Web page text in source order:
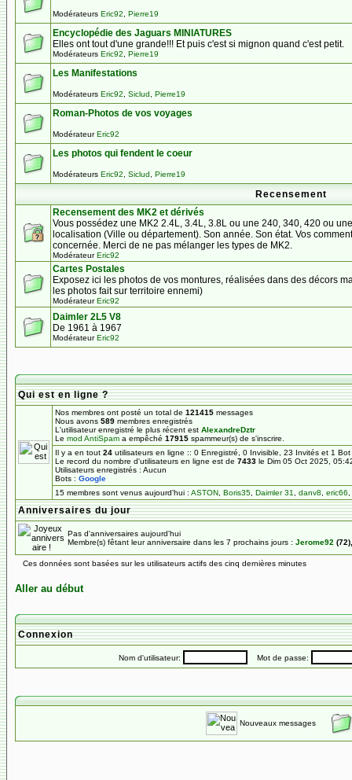
Modérateurs Eric92 Pierre19
Encyclopédie des Jaguars MINIATURES
Elles ont tout d'une grande!!! Et puis c'est si mignon quand c'est petit.
Modérateurs Eric92 Pierre19
Les Manifestations
Modérateurs Eric92 Siclud Pierre19
Roman-Photos de vos voyages
ModérateurEric92
Les photos qui fendent le coeur
Modérateurs Eric92 Siclud Pierre19
Recensement
Recensement des MK2 et dérivés
Vous possédez une MK2 2.4L, 3.4L, 3.8L ou une 240, 340, 420 ou
localisation (Ville ou département). Son année. Son état. Vos
concernée. Merci de ne pas mélanger les types de MK2.
ModérateurEric92
Cartes Postales
Exposez ici les photos de vos montures, réalisées dans des décors
les photos fait sur territoire ennemi)
ModérateurEric92
Daimler 2L5 V8
De 1961 à 1967
ModérateurEric92
Qui est en ligne ?
Nos membres ont posté un total de 121415 messages
Nous avons 589 membres enregistrés
L'utilisateur enregistré le plus récent est AlexandreDztr
Le mod AntiSpam a empêché 17915 spammeur(s) de s'inscrire.
Il y a en tout 24 utilisateurs en ligne :: 0 Enregistré, 0 Invisible, 23 Invités et 1
Le record du nombre d'utilisateurs en ligne est de 7433 le Dim 05 Oct 2025,
Utilisateurs enregistrés : Aucun
Bots : Google
15 membres sont venus aujourd'hui : ASTON Boris35 Daimler 31 danv8 eric66
Anniversaires du jour
Pas d'anniversaires aujourd'hui
Membre(s) fêtant leur anniversaire dans les 7 prochains jours : Jerome92
Ces données sont basées sur les utilisateurs actifs des cinq dernières minutes
Aller au début
Connexion
Nom d'utilisateur: Mot de passe:
Nouveaux messages